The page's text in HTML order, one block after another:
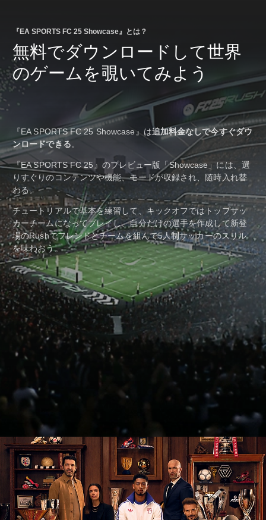
『EA SPORTS FC 25 Showcase』とは？
無料でダウンロードして世界
のゲームを覗いてみよう
『EA SPORTS FC 25 Showcase』は追加料金なしで今すぐダウ
ンロードできる。
『EA SPORTS FC 25』のプレビュー版「Showcase」には、選
りすぐりのコンテンツや機能、モードが収録され、随時入れ替
わる。
チュートリアルで基本を練習して、キックオフではトップサッ
カーチームになってプレイし、自分だけの選手を作成して新登
場のRushでフレンドとチームを組んで5人制サッカーのスリル
を味わおう。